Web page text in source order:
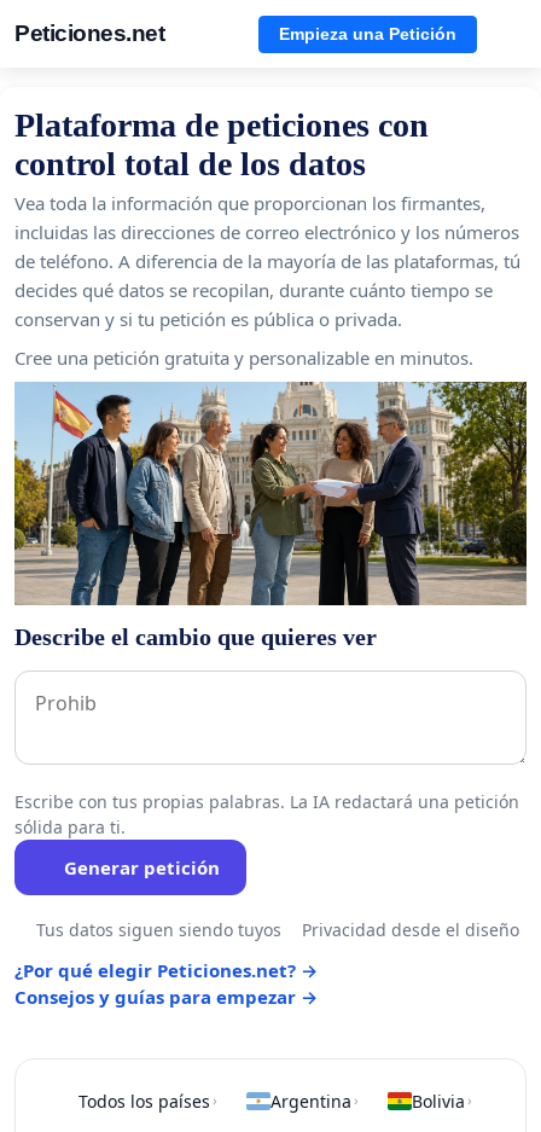
Peticiones.net Empieza una Petición
Plataforma de peticiones con
control total de los datos
Vea toda la información que proporcionan los firmantes,
incluidas las direcciones de correo electrónico y los números
de teléfono. A diferencia de la mayoría de las plataformas, tú
decides qué datos se recopilan, durante cuánto tiempo se
conservan y si tu petición es pública o privada.
Cree una petición gratuita y personalizable en minutos.
Describe el cambio que quieres ver
Escribe con tus propias palabras. La IA redactará una petición
sólida para ti.
Generar petición
Tus datos siguen siendo tuyos Privacidad desde el diseño
¿Por qué elegir Peticiones.net? →
Consejos y guías para empezar →
Todos los países › Argentina › Bolivia ›